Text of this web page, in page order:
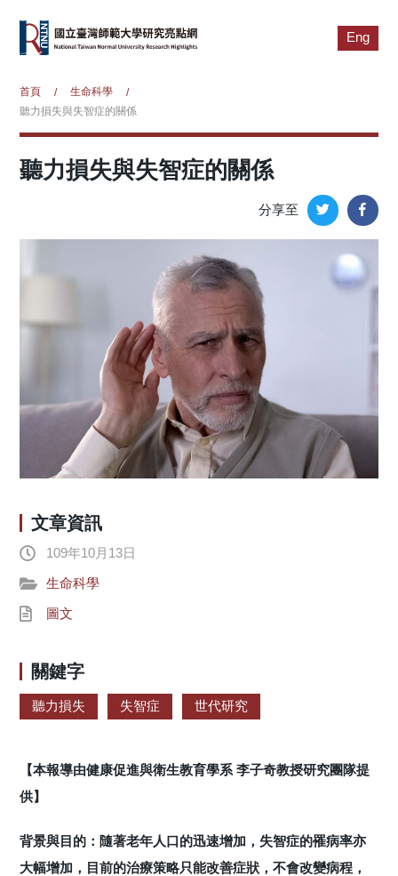
Eng
首頁 / 生命科學
/
聽力損失與失智症的關係
聽力損失與失智症的關係
分享至
文章資訊
109年10月13日
生命科學
圖文
關鍵字
聽力損失 失智症 世代研究
【本報導由健康促進與衛生教育學系 李子奇教授研究團隊提
供】
背景與目的：隨著老年人口的迅速增加，失智症的罹病率亦
大幅增加，目前的治療策略只能改善症狀，不會改變病程，